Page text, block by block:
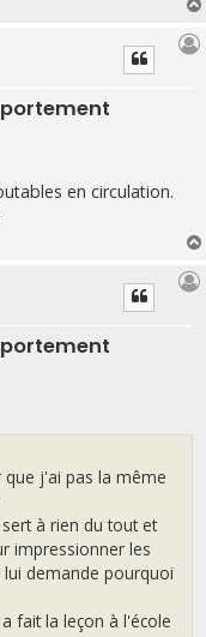
en circulation.
j'ai pas la même
à rien du tout et
impressionner les
demande pourquoi
fait la leçon à l'école